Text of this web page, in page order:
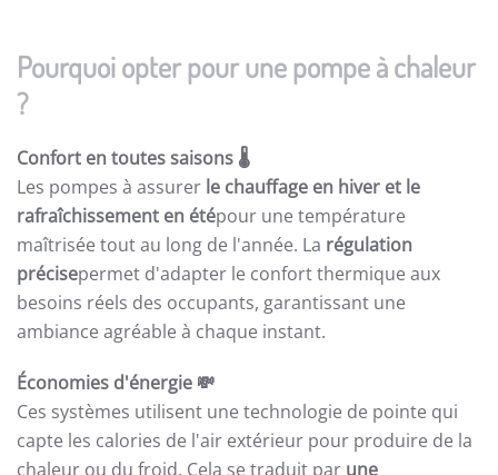
Pourquoi opter pour une pompe à chaleur
?
Confort en toutes saisons 🌡️
Les pompes à assurer le chauffage en hiver et le
rafraîchissement en étépour une température
maîtrisée tout au long de l'année. La régulation
précisepermet d'adapter le confort thermique aux
besoins réels des occupants, garantissant une
ambiance agréable à chaque instant.
Économies d'énergie 💸
Ces systèmes utilisent une technologie de pointe qui
capte les calories de l'air extérieur pour produire de la
chaleur ou du froid. Cela se traduit par une